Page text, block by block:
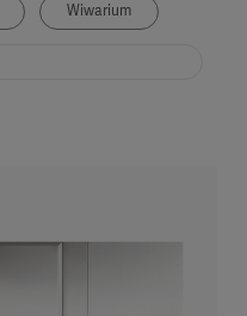
Wiwarium